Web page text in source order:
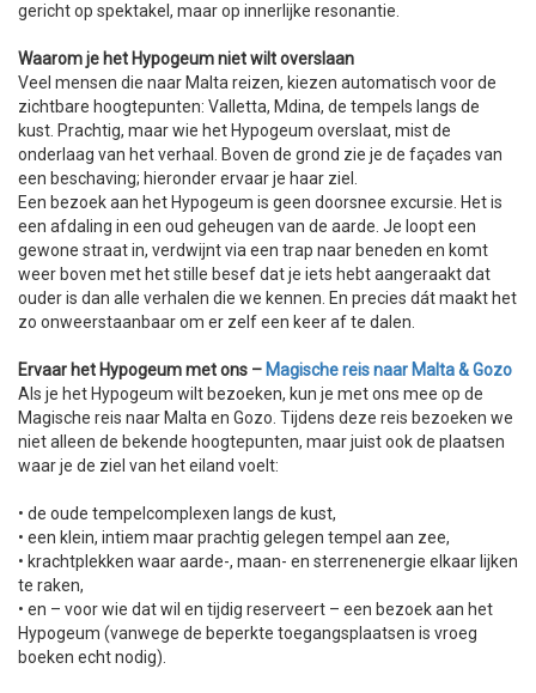
gericht op spektakel, maar op innerlijke resonantie.
Waarom je het Hypogeum niet wilt overslaan
Veel mensen die naar Malta reizen, kiezen automatisch voor de
zichtbare hoogtepunten: Valletta, Mdina, de tempels langs de
kust. Prachtig, maar wie het Hypogeum overslaat, mist de
onderlaag van het verhaal. Boven de grond zie je de façades van
een beschaving; hieronder ervaar je haar ziel.
Een bezoek aan het Hypogeum is geen doorsnee excursie. Het is
een afdaling in een oud geheugen van de aarde. Je loopt een
gewone straat in, verdwijnt via een trap naar beneden en komt
weer boven met het stille besef dat je iets hebt aangeraakt dat
ouder is dan alle verhalen die we kennen. En precies dát maakt het
zo onweerstaanbaar om er zelf een keer af te dalen.
Ervaar het Hypogeum met ons – Magische reis naar Malta & Gozo
Als je het Hypogeum wilt bezoeken, kun je met ons mee op de
Magische reis naar Malta en Gozo. Tijdens deze reis bezoeken we
niet alleen de bekende hoogtepunten, maar juist ook de plaatsen
waar je de ziel van het eiland voelt:
• de oude tempelcomplexen langs de kust,
• een klein, intiem maar prachtig gelegen tempel aan zee,
• krachtplekken waar aarde-, maan- en sterrenenergie elkaar lijken
te raken,
• en – voor wie dat wil en tijdig reserveert – een bezoek aan het
Hypogeum (vanwege de beperkte toegangsplaatsen is vroeg
boeken echt nodig).